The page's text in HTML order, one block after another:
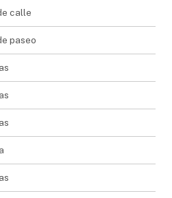
calle
paseo